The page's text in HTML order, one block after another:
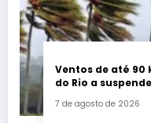
Ventos de até 90
do Rio a
7 de agosto de 2026